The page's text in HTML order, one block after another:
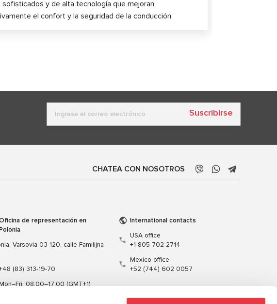
y de alta tecnología que mejoran
el confort y la seguridad de la conducción.
Suscribirse
CHATEA CON NOSOTROS
de representación en
Varsovia 03-120, calle Familijna
(83) 313-19-70
08:00–17:00 (GMT+1)
International contacts
USA office
+1 805 702 2714
Mexico office
+52 (744) 602 0057